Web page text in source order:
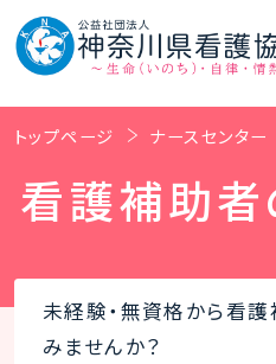
トップページ ナースセンター
看護補助
未経験・無資格から看
みませんか？